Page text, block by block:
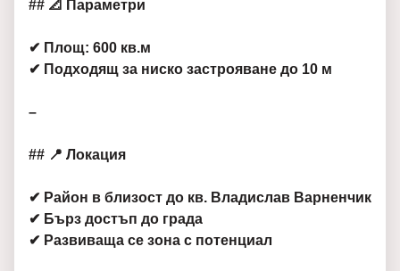
## 📐 Параметри
✔ Площ: 600 кв.м
✔ Подходящ за ниско застрояване до 10 м
–
## 📍 Локация
✔ Район в близост до кв. Владислав Варненчик
✔ Бърз достъп до града
✔ Развиваща се зона с потенциал